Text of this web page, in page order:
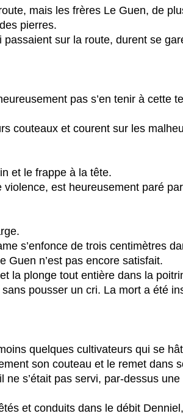
mais les frères Le Guen, de
pierres.
sur la route, durent se
pas s’en tenir à cette
couteaux et courent sur les
et le frappe à la tête.
est heureusement paré
s’enfonce de trois centimètres
Guen n’est pas encore satisfait.
la plonge tout entière dans la
pousser un cri. La mort a été
quelques cultivateurs qui se
son couteau et le remet dans
s’était pas servi, par-dessus une
et conduits dans le débit